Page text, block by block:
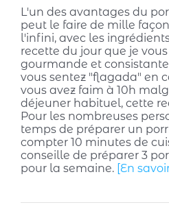
L'un des avantages du
peut le faire de mille
l'infini, avec les
recette du jour que je
gourmande et
vous sentez "flagada" en
vous avez faim à 10h
déjeuner habituel, cette
Pour les nombreuses
temps de préparer un
compter 10 minutes de
conseille de préparer 3
pour la semaine. [En